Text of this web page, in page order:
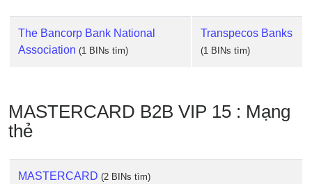
Lookup
IP
Validator
The Bancorp Bank National
Association (1 BINs tìm)
Transpecos Banks
(1 BINs tìm)
MASTERCARD B2B VIP 15 : Mạng
thẻ
MASTERCARD (2 BINs tìm)